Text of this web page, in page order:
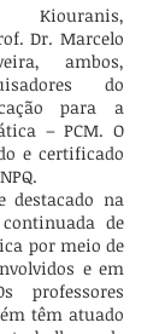
Dr. Marcelo
ambos,
do
para a
– PCM. O
e certificado
destacado na
de
por meio de
e em
professores
têm atuado